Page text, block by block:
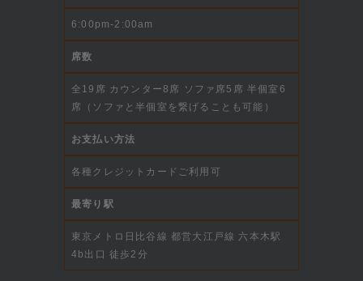
6:00pm-2:00am
席数
全19席 カウンター8席 ソファ席5席 半個室6
席（ソファと半個室を繋げることも可能）
お支払い方法
各種クレジットカードご利用可
最寄り駅
東京メトロ日比谷線 都営大江戸線 六本木駅
4b出口 徒歩2分